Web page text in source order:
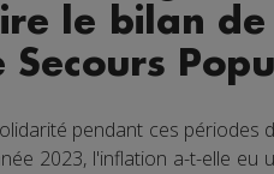
le bilan
Secours
pendant ces
2023, l'inflation a-t-elle